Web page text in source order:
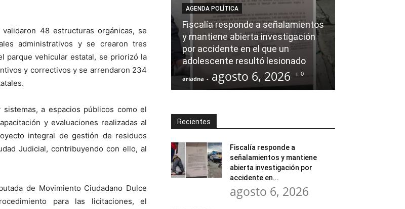
48 estructuras orgánicas, se
administrativos y se crearon tres
parque vehicular estatal, se priorizó la
y correctivos y se arrendaron 234
a espacios públicos como el
y evaluaciones realizadas al
integral de gestión de residuos
Judicial, contribuyendo con ello, al
de Movimiento Ciudadano Dulce
para las licitaciones, el
AGENDA POLÍTICA
Fiscalía responde a señalamientos
y mantiene abierta investigación
por accidente en el que un
adolescente resultó lesionado
ariadna - agosto 6, 2026 0
Recientes
Fiscalía responde a
señalamientos y mantiene
abierta investigación por
accidente en...
agosto 6, 2026